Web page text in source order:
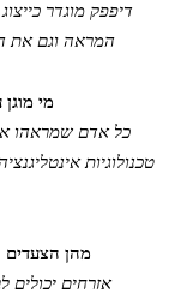
דיפפק מוגדר
המראה וגם את
מי
כל אדם שמראהו
טכנולוגיות
מהן
אזרחים